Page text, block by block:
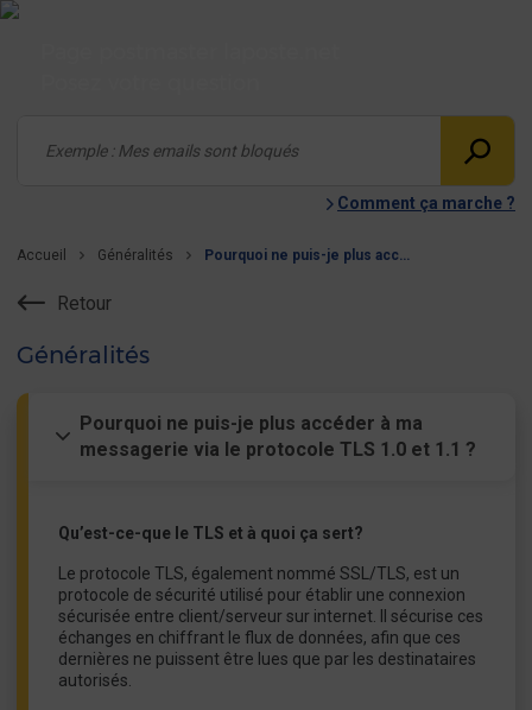
Comment ça marche ?
Accueil Généralités Pourquoi ne puis-je plus accéder à ma messagerie via le protocole TLS 1.0 et 1.1 ?
Retour
Généralités
Pourquoi ne puis-je plus accéder à ma
messagerie via le protocole TLS 1.0 et 1.1 ?
Qu’est-ce-que le TLS et à quoi ça sert?
Le protocole TLS, également nommé SSL/TLS, est un
protocole de sécurité utilisé pour établir une connexion
sécurisée entre client/serveur sur internet. Il sécurise ces
échanges en chiffrant le flux de données, afin que ces
dernières ne puissent être lues que par les destinataires
autorisés.